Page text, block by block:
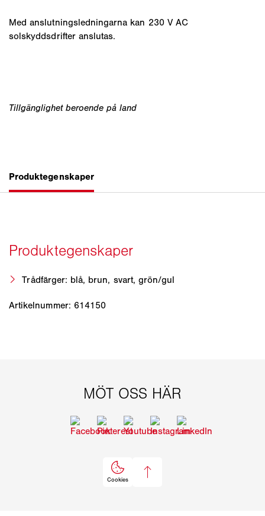
Med anslutningsledningarna kan 230 V AC
solskyddsdrifter anslutas.
Trådfärger: blå, brun, svart, grön/gul
Artikelnummer: 614150